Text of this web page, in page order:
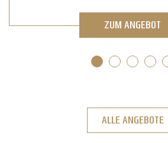
ZUM ANGEBOT
ALLE ANGEBOTE